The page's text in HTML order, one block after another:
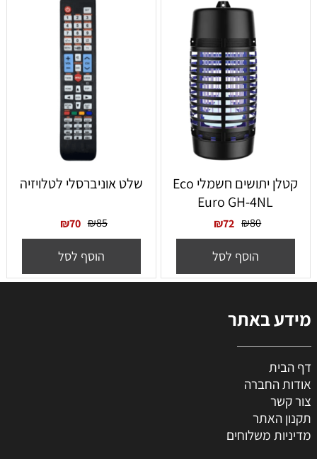
‏קטלן יתושים חשמלי Eco
Euro GH-4NL
₪80
₪72
הוסף לסל
שלט אוניברסלי לטלויזיה
₪85
₪70
הוסף לסל
מידע באתר
דף הבית
אודות החברה
צור קשר
תקנון האתר
מדיניות משלוחים